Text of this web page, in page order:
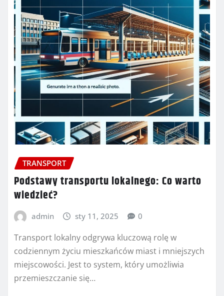
TRANSPORT
Podstawy transportu lokalnego: Co warto
wiedzieć?
admin sty 11, 2025 0
Transport lokalny odgrywa kluczową rolę w
codziennym życiu mieszkańców miast i mniejszych
miejscowości. Jest to system, który umożliwia
przemieszczanie się…